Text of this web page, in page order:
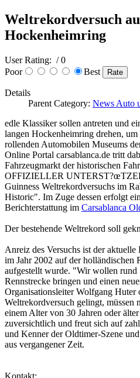
Weltrekordversuch
Hockenheimring
User Rating: / 0
Poor
Best
Details
Parent Category: News Auto
edle Klassiker sollen antreten und
langen Hockenheimring drehen,
rollenden Automobilen Museums
Online Portal carsablanca.de tritt
Fahrzeugmarkt der historischen
OFFIZIELLER
Guinness Weltrekordversuchs im
Historic". Im Zuge dessen erfolgt
Berichterstattung im Carsablanca
Der bestehende Weltrekord soll
Anreiz des Versuchs ist der
im Jahr 2002 auf der holländischen
aufgestellt wurde. "Wir wollen rund
Rennstrecke bringen und einen
Organisationsleiter Wolfgang Huter
Weltrekordversuch gelingt, müssen
einem Alter von 30 Jahren oder
zuversichtlich und freut sich auf
und Kenner der Oldtimer-Szene
aus vergangener Zeit.
Kontakt: